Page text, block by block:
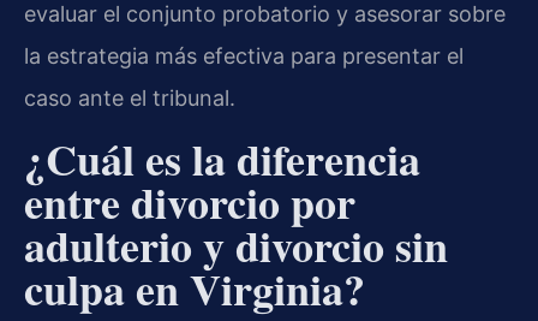
evaluar el conjunto probatorio y asesorar sobre
la estrategia más efectiva para presentar el
caso ante el tribunal.
¿Cuál es la diferencia
entre divorcio por
adulterio y divorcio sin
culpa en Virginia?